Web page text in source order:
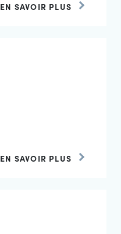
EN SAVOIR PLUS
EN SAVOIR PLUS